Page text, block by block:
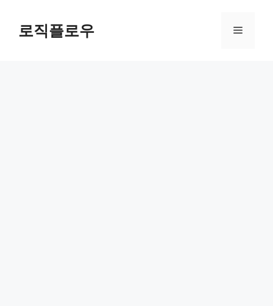
content로직플로우 Menu